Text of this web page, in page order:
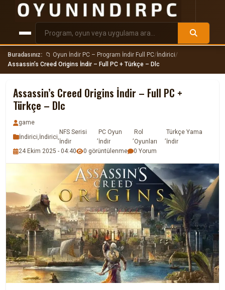
Buradasınız: 📁 Oyun İndir PC – Program İndir Full PC/İndirici/
Assassin’s Creed Origins İndir – Full PC + Türkçe – Dlc
Assassin’s Creed Origins İndir – Full PC +
Türkçe – Dlc
game
İndirici İndirici
NFS Serisi
İndir
PC Oyun
İndir
Rol
Oyunları
Türkçe Yama
İndir
24 Ekim 2025 - 04:40
0 görüntülenme 0 Yorum